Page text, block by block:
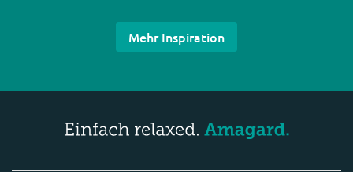
Mehr Inspiration